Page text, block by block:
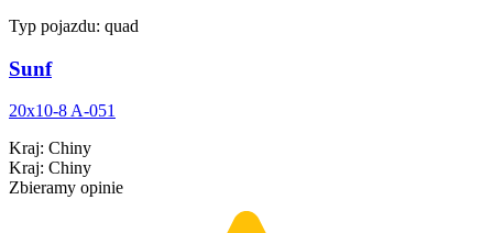
Typ pojazdu: quad
Sunf
20x10-8 A-051
Kraj: Chiny
Kraj: Chiny
Zbieramy opinie